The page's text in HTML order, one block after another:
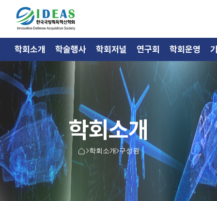
학회소개
학회소개 구성원
학회소개 학술행사 학회저널 연구회 학회운영